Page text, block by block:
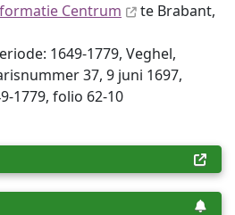
Centrum
te Brabant,
1649-1779, Veghel,
37, 9 juni 1697,
1779, folio 62-10